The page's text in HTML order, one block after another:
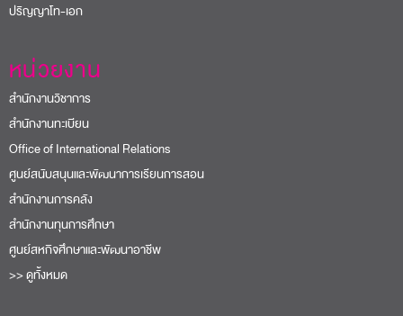
ปริญญาโท-เอก
หน่วยงาน
สำนักงานวิชาการ
สำนักงานทะเบียน
Office of International Relations
ศูนย์สนับสนุนและพัฒนาการเรียนการสอน
สำนักงานการคลัง
สำนักงานทุนการศึกษา
ศูนย์สหกิจศึกษาและพัฒนาอาชีพ
>> ดูทั้งหมด